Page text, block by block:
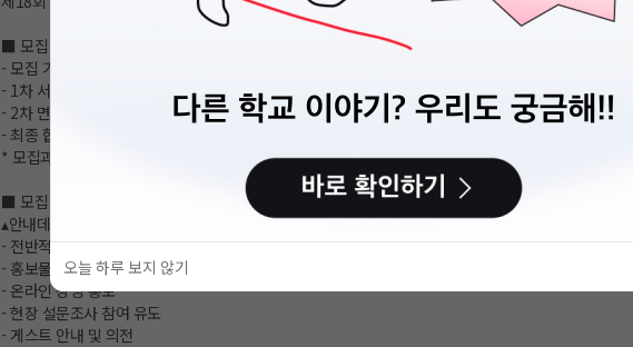
■ 모집 일정
- 모집 기간: 2026년 7월 1일(수) - 7월 21일(화)
- 1차 서류 합격자 발표: 7월 24일(금)
- 2차 면접 심사: 7월 30일(목)
- 최종 합격자 발표: 8월 3일(월)
* 모집과 관련된 일정은 변동될 수 있습니다.
■ 모집 분야
▴안내데스크팀
- 전반적인 행사 안내 및 문의 응대
- 홍보물 배포
- 온라인 상영 홍보
- 현장 설문조사 참여 유도
- 게스트 안내 및 의전
오늘 하루 보지 않기